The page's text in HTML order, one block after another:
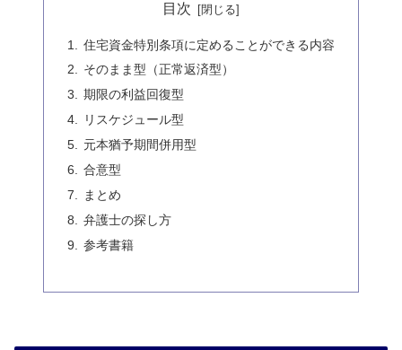
目次
住宅資金特別条項に定めることができる内容
そのまま型（正常返済型）
期限の利益回復型
リスケジュール型
元本猶予期間併用型
合意型
まとめ
弁護士の探し方
参考書籍